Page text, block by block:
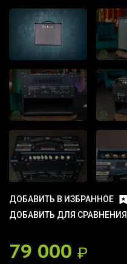
ДОБАВИТЬ В ИЗБРАННОЕ
ДОБАВИТЬ ДЛЯ СРАВНЕНИЯ
79 000 ₽